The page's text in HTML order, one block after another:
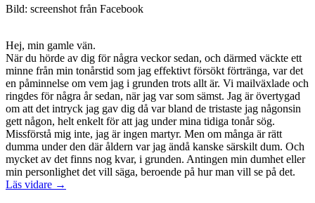
Bild: screenshot från Facebook
Hej, min gamle vän.
När du hörde av dig för några veckor sedan, och därmed väckte ett
minne från min tonårstid som jag effektivt försökt förtränga, var det
en påminnelse om vem jag i grunden trots allt är. Vi mailväxlade och
ringdes för några år sedan, när jag var som sämst. Jag är övertygad
om att det intryck jag gav dig då var bland de tristaste jag någonsin
gett någon, helt enkelt för att jag under mina tidiga tonår sög.
Missförstå mig inte, jag är ingen martyr. Men om många är rätt
dumma under den där åldern var jag ändå kanske särskilt dum. Och
mycket av det finns nog kvar, i grunden. Antingen min dumhet eller
min personlighet det vill säga, beroende på hur man vill se på det.
Läs vidare →